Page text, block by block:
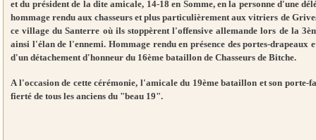
et du président de la dite amicale, 14-18 en Somme, en la personne d'une
hommage rendu aux chasseurs et plus particulièrement aux vitriers de
ce village du Santerre où ils stoppèrent l'offensive allemande lors de la
ainsi l'élan de l'ennemi. Hommage rendu en présence des portes-
d'un détachement d'honneur du 16ème bataillon de Chasseurs de Bitche.
A l'occasion de cette cérémonie, l'amicale du 19ème bataillon et son
fierté de tous les anciens du "beau 19".